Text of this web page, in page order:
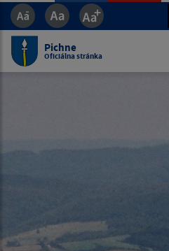
Pichne
Oficiálna stránka